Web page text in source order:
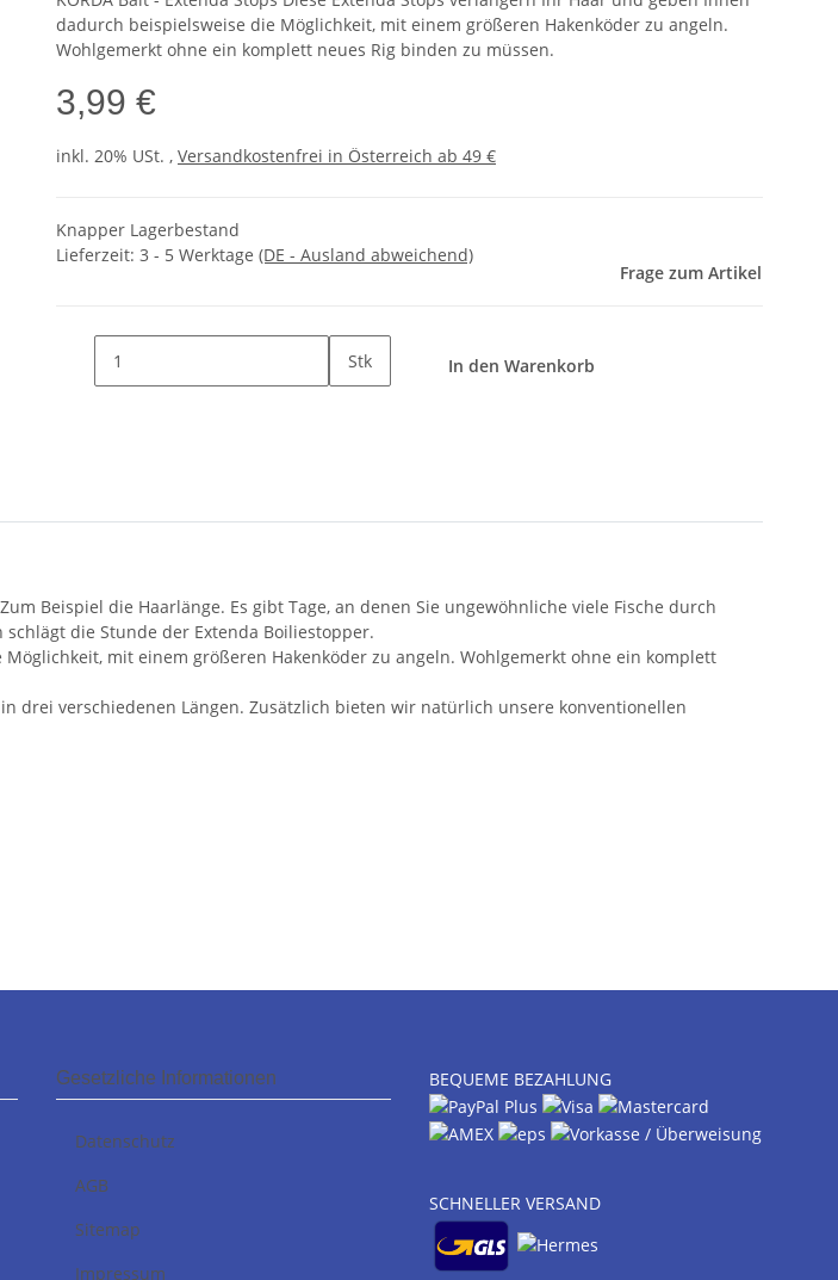
dadurch beispielsweise die Möglichkeit, mit einem größeren Hakenköder zu angeln.
Wohlgemerkt ohne ein komplett neues Rig binden zu müssen.
3,99 €
inkl. 20% USt. , Versandkostenfrei in Österreich ab 49 €
Knapper Lagerbestand
Lieferzeit: 3 - 5 Werktage (DE - Ausland abweichend)
Frage zum Artikel
Stk In den Warenkorb
Beispiel die Haarlänge. Es gibt Tage, an denen Sie ungewöhnliche viele Fische durch
die Stunde der Extenda Boiliestopper.
mit einem größeren Hakenköder zu angeln. Wohlgemerkt ohne ein komplett
drei verschiedenen Längen. Zusätzlich bieten wir natürlich unsere konventionellen
Gesetzliche Informationen
Datenschutz
AGB
Sitemap
Impressum
BEQUEME BEZAHLUNG
SCHNELLER VERSAND